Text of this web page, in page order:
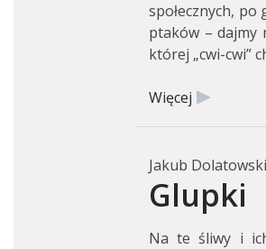
społecznych,
ptaków – dajmy
której „cwi-cwi”
Więcej
Jakub Dolatowski
Glupki
Na te śliwy i